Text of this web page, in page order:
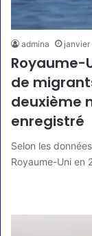
admina janvier
Royaume-
de
deuxième
enregistré
Selon les
Royaume-Uni en